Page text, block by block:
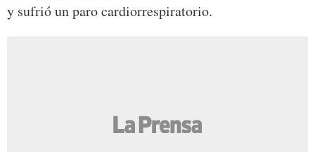
y sufrió un paro cardiorrespiratorio.